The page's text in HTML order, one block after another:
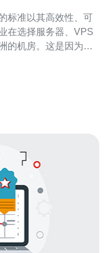
标准以其高效性、可
在选择服务器、VPS
的机房。这是因为欧
障到服务质量的各个